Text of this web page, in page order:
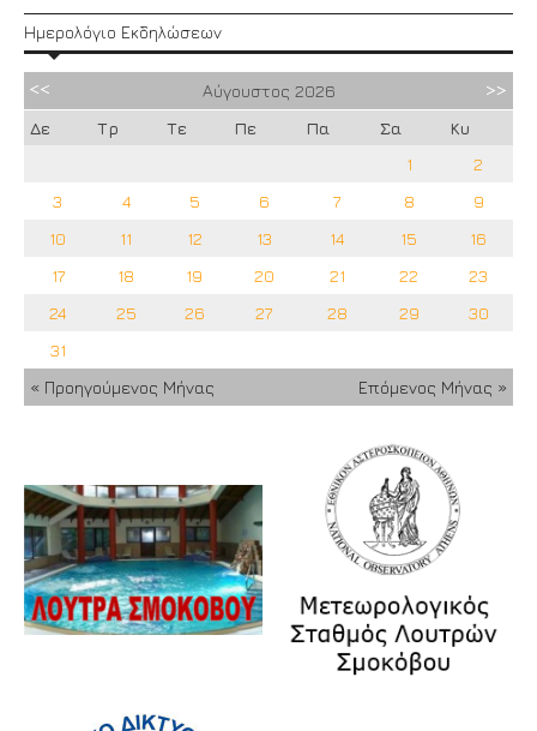
Ημερολόγιο Εκδηλώσεων
Αύγουστος 2026
Δε
Τρ Τε Πε Πα Σα
Κυ
1
2
3
4 5 6 7 8
9
10
11 12 13 14 15
16
17
18 19 20 21 22
23
24
25 26 27 28 29
30
31
« Προηγούμενος Μήνας
Επόμενος Μήνας »